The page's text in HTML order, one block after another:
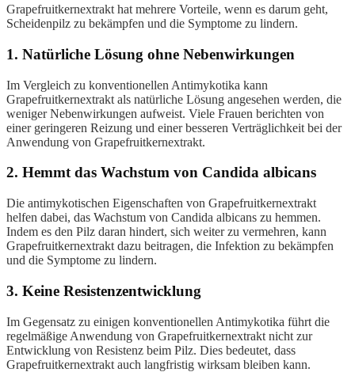
Grapefruitkernextrakt hat mehrere Vorteile, wenn es darum geht,
Scheidenpilz zu bekämpfen und die Symptome zu lindern.
1. Natürliche Lösung ohne Nebenwirkungen
Im Vergleich zu konventionellen Antimykotika kann
Grapefruitkernextrakt als natürliche Lösung angesehen werden, die
weniger Nebenwirkungen aufweist. Viele Frauen berichten von
einer geringeren Reizung und einer besseren Verträglichkeit bei der
Anwendung von Grapefruitkernextrakt.
2. Hemmt das Wachstum von Candida albicans
Die antimykotischen Eigenschaften von Grapefruitkernextrakt
helfen dabei, das Wachstum von Candida albicans zu hemmen.
Indem es den Pilz daran hindert, sich weiter zu vermehren, kann
Grapefruitkernextrakt dazu beitragen, die Infektion zu bekämpfen
und die Symptome zu lindern.
3. Keine Resistenzentwicklung
Im Gegensatz zu einigen konventionellen Antimykotika führt die
regelmäßige Anwendung von Grapefruitkernextrakt nicht zur
Entwicklung von Resistenz beim Pilz. Dies bedeutet, dass
Grapefruitkernextrakt auch langfristig wirksam bleiben kann.